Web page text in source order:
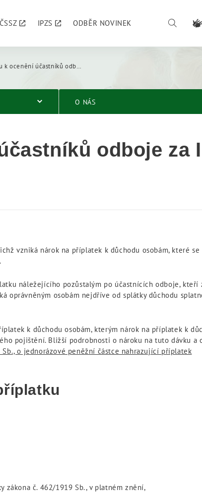
IPZS ODBĚR NOVINEK
odboje za I. a II. světové války
O NÁS
odboje za
vzniká nárok na příplatek k důchodu osobám, které se
náležejícího pozůstalým po účastnících odboje, kteří
oprávněným osobám nejdříve od splátky důchodu
k důchodu osobám, kterým nárok na příplatek k
pojištění. Bližší podrobnosti o nároku na tuto dávku a
o jednorázové peněžní částce nahrazující příplatek
č. 462/1919 Sb., v platném znění,